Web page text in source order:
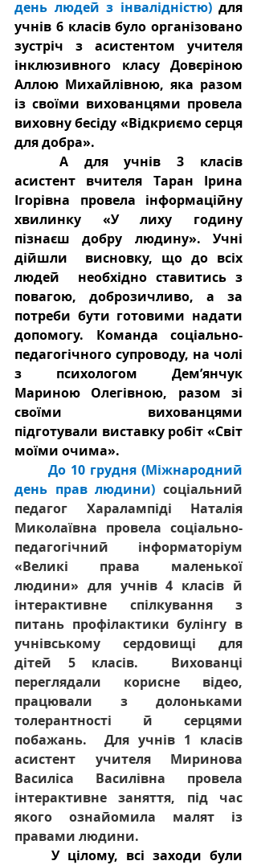
день людей з інвалідністю) для
учнів 6 класів було організовано
зустріч з асистентом учителя
інклюзивного класу Довєріною
Аллою Михайлівною, яка разом
із своїми вихованцями провела
виховну бесіду «Відкриємо серця
для добра».
асистент вчителя Таран Ірина
Ігорівна провела інформаційну
хвилинку «У лиху годину
пізнаєш добру людину». Учні
дійшли  висновку, що до всіх
людей  необхідно ставитись з
повагою, доброзичливо, а за
потреби бути готовими надати
допомогу. Команда соціально-
педагогічного супроводу, на чолі
з психологом Дем’янчук
Мариною Олегівною, разом зі
своїми вихованцями
підготували виставку робіт «Світ
моїми очима».
До 10 грудня (Міжнародний
день прав людини) соціальний
педагог Харалампіді Наталія
Миколаївна провела соціально-
педагогічний інформаторіум
«Великі права маленької
людини» для учнів 4 класів й
інтерактивне спілкування з
питань профілактики булінгу в
учнівському сердовищі для
дітей 5 класів.  Вихованці
переглядали корисне відео,
працювали з долоньками
толерантності й серцями
побажань.  Для учнів 1 класів
асистент учителя Миринова
Василіса Василівна провела
інтерактивне заняття, під час
якого ознайомила малят із
правами людини.
У цілому, всі заходи були